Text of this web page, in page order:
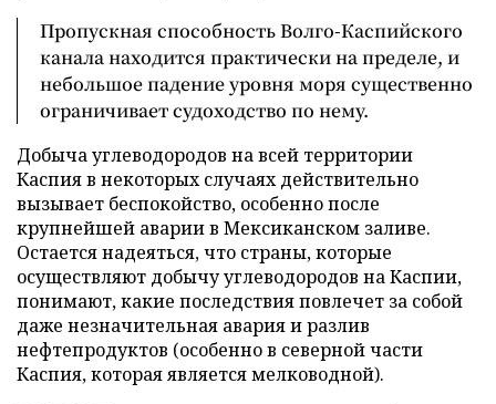
Пропускная способность Волго-Каспийского
канала находится практически на пределе, и
небольшое падение уровня моря существенно
ограничивает судоходство по нему.
Добыча углеводородов на всей территории
Каспия в некоторых случаях действительно
вызывает беспокойство, особенно после
крупнейшей аварии в Мексиканском заливе.
Остается надеяться, что страны, которые
осуществляют добычу углеводородов на Каспии,
понимают, какие последствия повлечет за собой
даже незначительная авария и разлив
нефтепродуктов (особенно в северной части
Каспия, которая является мелководной).